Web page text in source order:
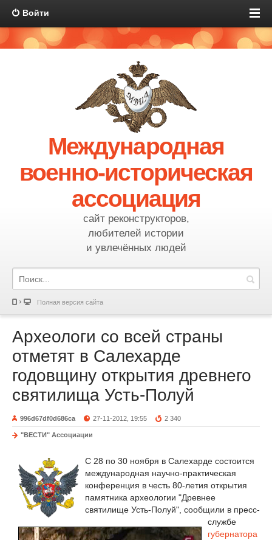
Войти
Международная
военно-историческая
ассоциация
сайт реконструкторов,
любителей истории
и увлечённых людей
Полная версия сайта
Археологи со всей страны
отметят в Салехарде
годовщину открытия древнего
святилища Усть-Полуй
996d67df0d686ca 27-11-2012, 19:55 2 340
"ВЕСТИ" Ассоциации
С 28 по 30 ноября в Салехарде состоится
международная научно-практическая
конференция в честь 80-летия открытия
памятника археологии "Древнее
святилище Усть-Полуй", сообщили в пресс-
службе
губернатора